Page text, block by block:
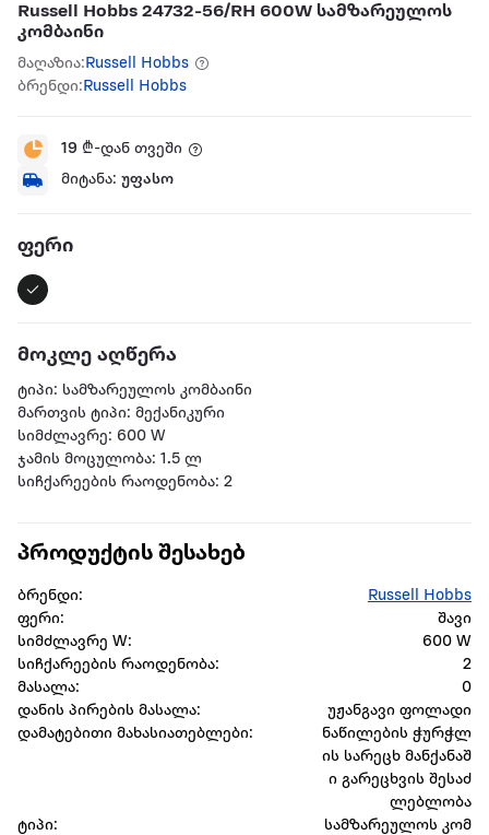
Russell Hobbs 24732-56/RH 600W სამზარეულოს
კომბაინი
მაღაზია: Russell Hobbs
ბრენდი: Russell Hobbs
19 ₾-დან თვეში
მიტანა: უფასო
ფერი
მოკლე აღწერა
ტიპი: სამზარეულოს კომბაინი
მართვის ტიპი: მექანიკური
სიმძლავრე: 600 W
ჯამის მოცულობა: 1.5 ლ
სიჩქარეების რაოდენობა: 2
პროდუქტის შესახებ
ბრენდი:
Russell Hobbs
ფერი:
შავი
სიმძლავრე W:
600 W
სიჩქარეების რაოდენობა:
2
მასალა:
0
დანის პირების მასალა:
უჟანგავი ფოლადი
დამატებითი მახასიათებლები:
ნაწილების ჭურჭლ
ის სარეცხ მანქანაშ
ი გარეცხვის შესაძ
ლებლობა
ტიპი:
სამზარეულოს კომ